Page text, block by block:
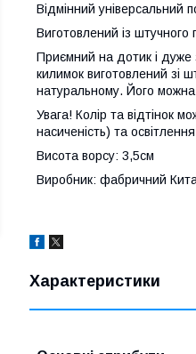
Відмінний універсальний
Виготовлений із штучного
Приємний на дотик і дуже
килимок виготовлений зі
натуральному. Його можна
Увага! Колір та відтінок
насиченість) та
Висота ворсу: 3,5см
Виробник: фабричний
Характеристики